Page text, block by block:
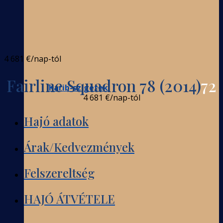
Karib-szigetek
4 681 €/nap-tól
Fairline Squadron 78 (2014)72
4 681 €/nap-tól
Hajó adatok
Árak/Kedvezmények
Felszereltség
HAJÓ ÁTVÉTELE